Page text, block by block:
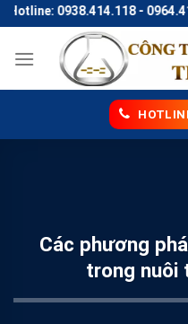
Skip
to
content
- 0964.414.118
Các phương
trong nuôi